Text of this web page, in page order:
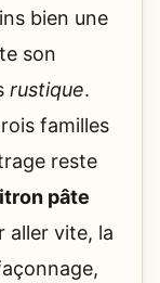
bien une
son
rustique.
familles
reste
pâte
aller vite, la